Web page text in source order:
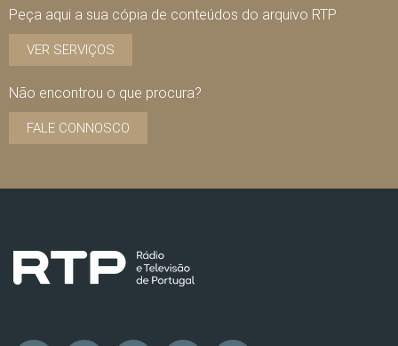
Peça aqui a sua cópia de conteúdos do arquivo RTP
VER SERVIÇOS
Não encontrou o que procura?
FALE CONNOSCO